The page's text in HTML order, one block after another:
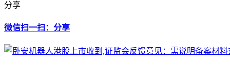
分享
微信扫一扫：分享